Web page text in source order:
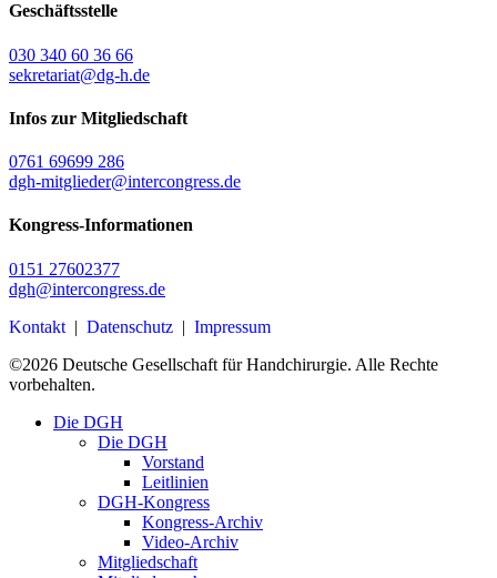
Geschäftsstelle
030 340 60 36 66
sekretariat@dg-h.de
Infos zur Mitgliedschaft
0761 69699 286
dgh-mitglieder@intercongress.de
Kongress-Informationen
0151 27602377
dgh@intercongress.de
Kontakt | Datenschutz | Impressum
©2026 Deutsche Gesellschaft für Handchirurgie. Alle Rechte
vorbehalten.
Close
Die DGH
Die DGH
Vorstand
Leitlinien
DGH-Kongress
Kongress-Archiv
Video-Archiv
Mitgliedschaft